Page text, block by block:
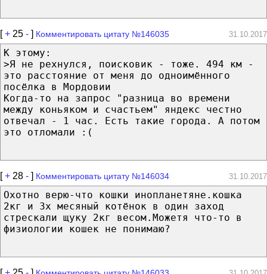
[+ 25 - ] Комментировать цитату №146035 31.10.2017
К этому:
>Я не рехнулся, поисковик - тоже. 494 км -
это расстояние от меня до одноимённого
посёлка в Мордовии
Когда-то на запрос "разница во времени
между коньяком и счастьем" яндекс честно
отвечал - 1 час. Есть такие города. А потом
это отломали :(
[+ 28 - ] Комментировать цитату №146034 31.10.2017
Охотно верю-что кошки инопланетяне.кошка
2кг и 3х месяный котёнок в один заход
стрескали щуку 2кг весом.Можетя что-то в
физиологии кошек не понимаю?